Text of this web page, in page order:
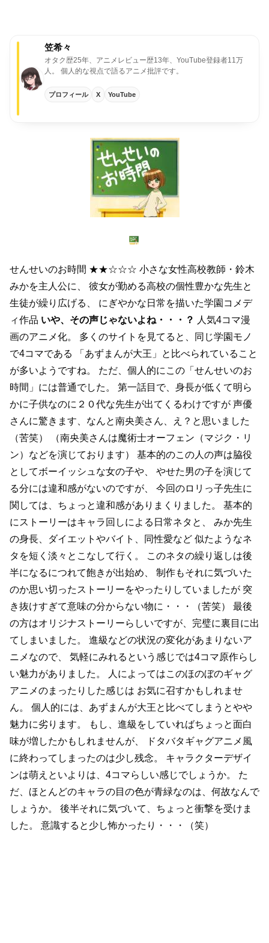
笠希々
オタク歴25年、アニメレビュー歴13年、YouTube登録者11万
人。
個人的な視点で語るアニメ批評です。
プロフィール X YouTube
せんせいのお時間 ★★☆☆☆ 小さな女性高校教師・鈴木
みかを主人公に、
彼女が勤める高校の個性豊かな先生と
生徒が繰り広げる、
にぎやかな日常を描いた学園コメデ
ィ作品 いや、その声じゃないよね・・・？ 人気4コマ漫
画のアニメ化。
多くのサイトを見てると、同じ学園モノ
で4コマである
「あずまんが大王」と比べられていること
が多いようですね。
ただ、個人的にこの「せんせいのお
時間」には普通でした。
第一話目で、身長が低くて明ら
かに子供なのに２０代な先生が出てくるわけですが 声優
さんに驚きます、なんと南央美さん、え？と思いました
（苦笑）
（南央美さんは魔術士オーフェン（マジク・リ
ン）などを演じております）
基本的のこの人の声は脇役
としてボーイッシュな女の子や、
やせた男の子を演じて
る分には違和感がないのですが、
今回のロリっ子先生に
関しては、ちょっと違和感がありまくりました。
基本的
にストーリーはキャラ回しによる日常ネタと、
みか先生
の身長、ダイエットやバイト、同性愛など 似たようなネ
タを短く淡々とこなして行く。
このネタの繰り返しは後
半になるにつれて飽きが出始め、
制作もそれに気づいた
のか思い切ったストーリーをやったりしていましたが 突
き抜けすぎて意味の分からない物に・・・（苦笑）
最後
の方はオリジナストーリーらしいですが、完璧に裏目に出
てしまいました。
進級などの状況の変化があまりないア
ニメなので、
気軽にみれるという感じでは4コマ原作らし
い魅力がありました。
人によってはこのほのぼのギャグ
アニメのまったりした感じは お気に召すかもしれませ
ん。
個人的には、あずまんが大王と比べてしまうとやや
魅力に劣ります。
もし、進級をしていればちょっと面白
味が増したかもしれませんが、
ドタバタギャグアニメ風
に終わってしまったのは少し残念。
キャラクターデザイ
ンは萌えといよりは、4コマらしい感じでしょうか。
た
だ、ほとんどのキャラの目の色が青緑なのは、何故なんで
しょうか。
後半それに気づいて、ちょっと衝撃を受けま
した。
意識すると少し怖かったり・・・（笑）